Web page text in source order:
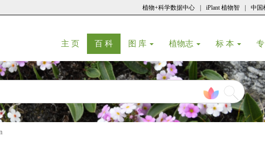
植物+科学数据中心 iPlant 植物智 中国
主 页(current)
百 科(current)
图 库 植物志 标 本